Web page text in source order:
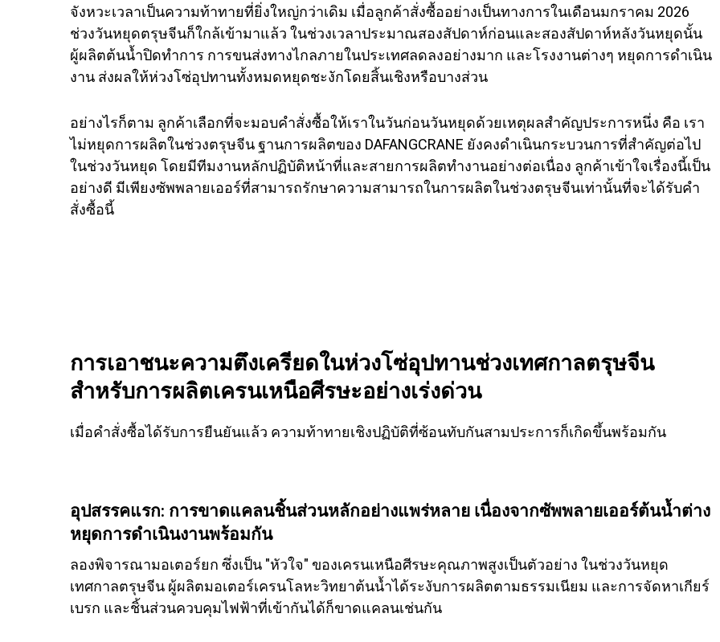
จังหวะเวลาเป็นความท้าทายที่ยิ่งใหญ่กว่าเดิม เมื่อลูกค้าสั่งซื้ออย่างเป็นทางการในเดือนมกราคม 2026
ช่วงวันหยุดตรุษจีนก็ใกล้เข้ามาแล้ว ในช่วงเวลาประมาณสองสัปดาห์ก่อนและสองสัปดาห์หลังวันหยุดนั้น
ผู้ผลิตต้นน้ำปิดทำการ การขนส่งทางไกลภายในประเทศลดลงอย่างมาก และโรงงานต่างๆ หยุดการดำเนิน
งาน ส่งผลให้ห่วงโซ่อุปทานทั้งหมดหยุดชะงักโดยสิ้นเชิงหรือบางส่วน
อย่างไรก็ตาม ลูกค้าเลือกที่จะมอบคำสั่งซื้อให้เราในวันก่อนวันหยุดด้วยเหตุผลสำคัญประการหนึ่ง คือ เรา
ไม่หยุดการผลิตในช่วงตรุษจีน ฐานการผลิตของ DAFANGCRANE ยังคงดำเนินกระบวนการที่สำคัญต่อไป
ในช่วงวันหยุด โดยมีทีมงานหลักปฏิบัติหน้าที่และสายการผลิตทำงานอย่างต่อเนื่อง ลูกค้าเข้าใจเรื่องนี้เป็น
อย่างดี มีเพียงซัพพลายเออร์ที่สามารถรักษาความสามารถในการผลิตในช่วงตรุษจีนเท่านั้นที่จะได้รับคำ
สั่งซื้อนี้
การเอาชนะความตึงเครียดในห่วงโซ่อุปทานช่วงเทศกาลตรุษจีน
สำหรับการผลิตเครนเหนือศีรษะอย่างเร่งด่วน
เมื่อคำสั่งซื้อได้รับการยืนยันแล้ว ความท้าทายเชิงปฏิบัติที่ซ้อนทับกันสามประการก็เกิดขึ้นพร้อมกัน
อุปสรรคแรก: การขาดแคลนชิ้นส่วนหลักอย่างแพร่หลาย เนื่องจากซัพพลายเออร์ต้นน้ำต่าง
หยุดการดำเนินงานพร้อมกัน
ลองพิจารณามอเตอร์ยก ซึ่งเป็น "หัวใจ" ของเครนเหนือศีรษะคุณภาพสูงเป็นตัวอย่าง ในช่วงวันหยุด
เทศกาลตรุษจีน ผู้ผลิตมอเตอร์เครนโลหะวิทยาต้นน้ำได้ระงับการผลิตตามธรรมเนียม และการจัดหาเกียร์
เบรก และชิ้นส่วนควบคุมไฟฟ้าที่เข้ากันได้ก็ขาดแคลนเช่นกัน